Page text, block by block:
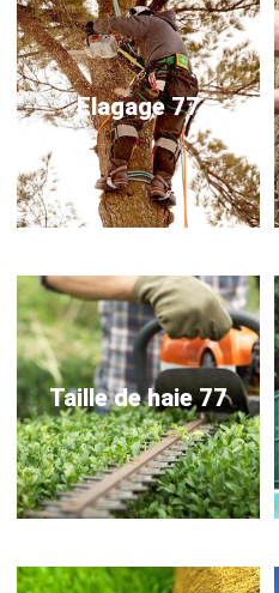
Elagage 77
Taille de haie 77